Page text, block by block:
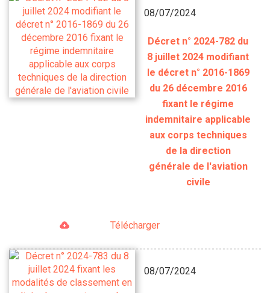
08/07/2024
Décret n° 2024-782 du
8 juillet 2024 modifiant
le décret n° 2016-1869
du 26 décembre 2016
fixant le régime
indemnitaire applicable
aux corps techniques
de la direction
générale de l'aviation
civile
Télécharger
08/07/2024